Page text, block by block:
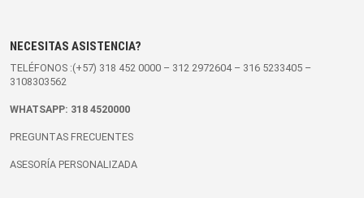
NECESITAS ASISTENCIA?
TELÉFONOS :(+57) 318 452 0000 – 312 2972604– 316 5233405 –
3108303562
WHATSAPP: 318 4520000
PREGUNTAS FRECUENTES
ASESORÍA PERSONALIZADA